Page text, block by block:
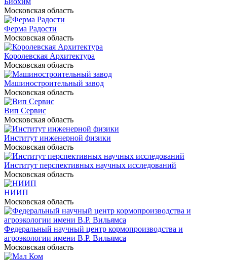
Московская область
Ферма Радости
Московская область
Королевская Архитектура
Московская область
Машиностроительный завод
Московская область
Вип Сервис
Московская область
Институт инженерной физики
Московская область
Институт перспективных научных исследований
Московская область
НИИП
Московская область
Федеральный научный центр кормопроизводства и
агроэкологии имени В.Р. Вильямса
Московская область